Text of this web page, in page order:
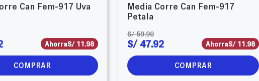
Can Fem-917 Uva
AhorraS/ 11.98
COMPRAR
Media Corre Can Fem-917
Petala
S/ 59.90
S/ 47.92 AhorraS/ 11.98
COMPRAR